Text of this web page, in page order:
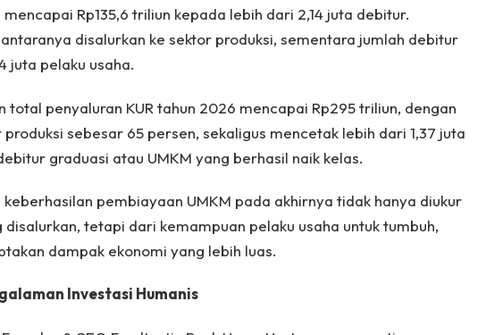
Rp135,6 triliun kepada lebih dari 2,14 juta debitur.
disalurkan ke sektor produksi, sementara jumlah debitur
juta pelaku usaha.
total penyaluran KUR tahun 2026 mencapai Rp295 triliun, dengan
sebesar 65 persen, sekaligus mencetak lebih dari 1,37 juta
graduasi atau UMKM yang berhasil naik kelas.
keberhasilan pembiayaan UMKM pada akhirnya tidak hanya diukur
tetapi dari kemampuan pelaku usaha untuk tumbuh,
dampak ekonomi yang lebih luas.
Investasi Humanis